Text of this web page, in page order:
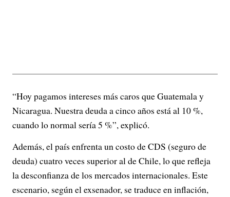
“Hoy pagamos intereses más caros que Guatemala y
Nicaragua. Nuestra deuda a cinco años está al 10 %,
cuando lo normal sería 5 %”, explicó.
Además, el país enfrenta un costo de CDS (seguro de
deuda) cuatro veces superior al de Chile, lo que refleja
la desconfianza de los mercados internacionales. Este
escenario, según el exsenador, se traduce en inflación,